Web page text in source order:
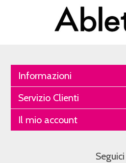
Informazioni
Servizio Clienti
Il mio account
Seguici